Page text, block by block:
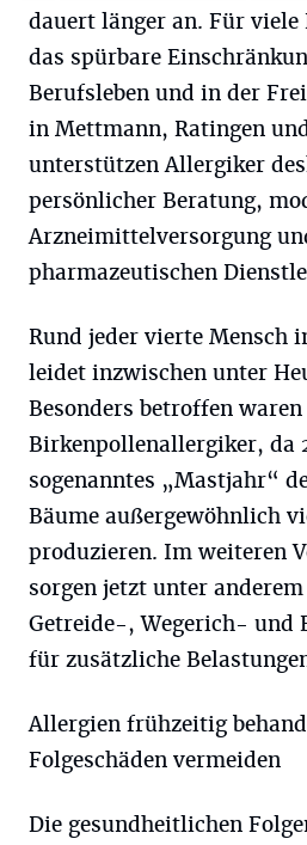
dauert länger an. Für viele
das spürbare
Berufsleben und in der
in Mettmann, Ratingen
unterstützen Allergiker
persönlicher Beratung,
Arzneimittelversorgung
pharmazeutischen
Rund jeder vierte Mensch
leidet inzwischen unter
Besonders betroffen
Birkenpollenallergiker, da
sogenanntes „Mastjahr“
Bäume außergewöhnlich
produzieren. Im weiteren
sorgen jetzt unter
Getreide-, Wegerich- und
für zusätzliche
Allergien frühzeitig
Folgeschäden vermeiden
Die gesundheitlichen